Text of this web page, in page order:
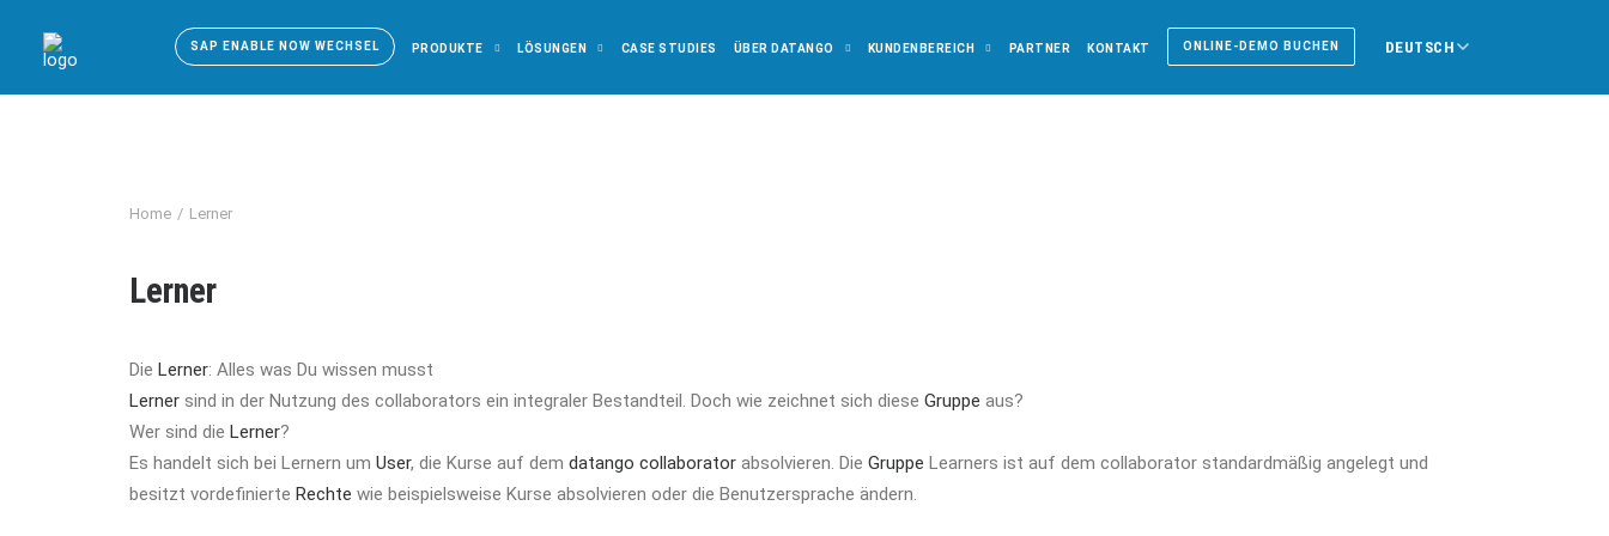
SAP ENABLE NOW WECHSEL PRODUKTE LÖSUNGEN CASE STUDIES ÜBER DATANGO KUNDENBEREICH PARTNER KONTAKT ONLINE-DEMO BUCHEN DEUTSCH
Home Lerner
Lerner
Die Lerner: Alles was Du wissen musst
Lerner sind in der Nutzung des collaborators ein integraler Bestandteil. Doch wie zeichnet sich diese Gruppe aus?
Wer sind die Lerner?
Es handelt sich bei Lernern um User, die Kurse auf dem datango collaborator absolvieren. Die Gruppe Learners ist auf dem collaborator standardmäßig angelegt und
besitzt vordefinierte Rechte wie beispielsweise Kurse absolvieren oder die Benutzersprache ändern.